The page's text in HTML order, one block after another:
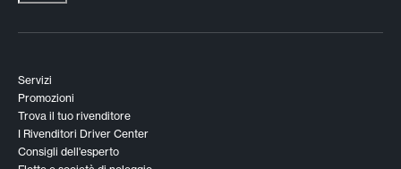
Servizi
Promozioni
Trova il tuo rivenditore
I Rivenditori Driver Center
Consigli dell'esperto